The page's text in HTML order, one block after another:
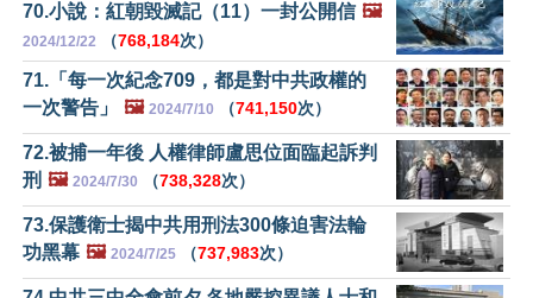
70.小說：紅朝毀滅記（11）一封公開信 🖼️
2024/12/22 （768,184次）
71.「每一次紀念709，都是對中共政權的
一次警告」
🖼️ 2024/7/10 （741,150次）
72.被捕一年後 人權律師盧思位面臨起訴判
刑 🖼️ 2024/7/30 （738,328次）
73.保護衛士揭中共用刑法300條迫害法輪
功黑幕 🖼️ 2024/7/25 （737,983次）